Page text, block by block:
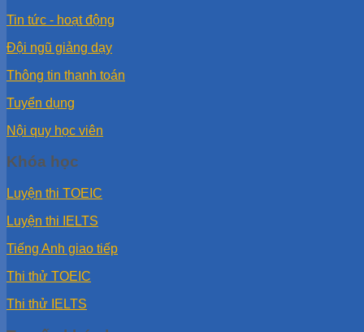
Tin tức - hoạt động
Đội ngũ giảng dạy
Thông tin thanh toán
Tuyển dụng
Nội quy học viên
Khóa học
Luyện thi TOEIC
Luyện thi IELTS
Tiếng Anh giao tiếp
Thi thử TOEIC
Thi thử IELTS